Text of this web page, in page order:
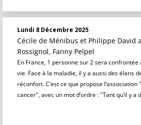
Lundi 8 Décembre 2025
Cécile de Ménibus et Philippe David
Rossignol, Fanny Pelpel
En France, 1 personne sur 2 sera
vie. Face à la maladie, il y a aussi des élans
réconfort. C’est ce que propose
cancer", avec un mot d’ordre : "Tant qu’il y a